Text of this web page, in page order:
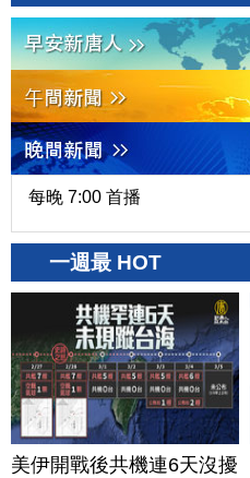
每晚 7:00 首播
一週最 HOT
美伊開戰後共機連6天沒擾